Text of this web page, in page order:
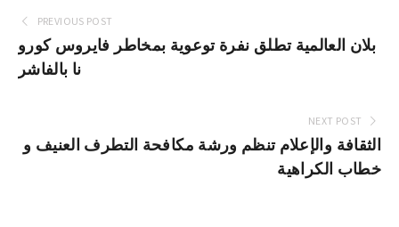
PREVIOUS POST
بلان العالمية تطلق نفرة توعوية بمخاطر فايروس كورو
نا بالفاشر
NEXT POST
الثقافة والإعلام تنظم ورشة مكافحة التطرف العنيف و
خطاب الكراهية